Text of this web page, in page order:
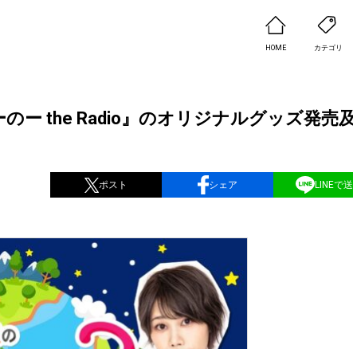
HOME カテゴリ
ー the Radio』のオリジナルグッズ発売
ポスト シェア LINEで